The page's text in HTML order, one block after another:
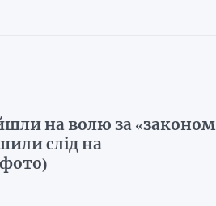
на волю за «законом
слід на